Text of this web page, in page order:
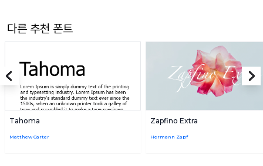
다른 추천 폰트
Tahoma
Matthew Carter
Zapfino Extra
Hermann Zapf